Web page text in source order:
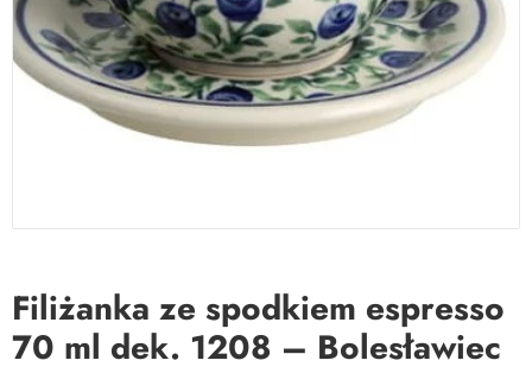
Filiżanka ze spodkiem espresso
70 ml dek. 1208 – Bolesławiec